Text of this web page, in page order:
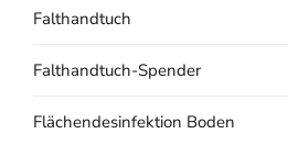
Falthandtuch
Falthandtuch-Spender
Flächendesinfektion Boden